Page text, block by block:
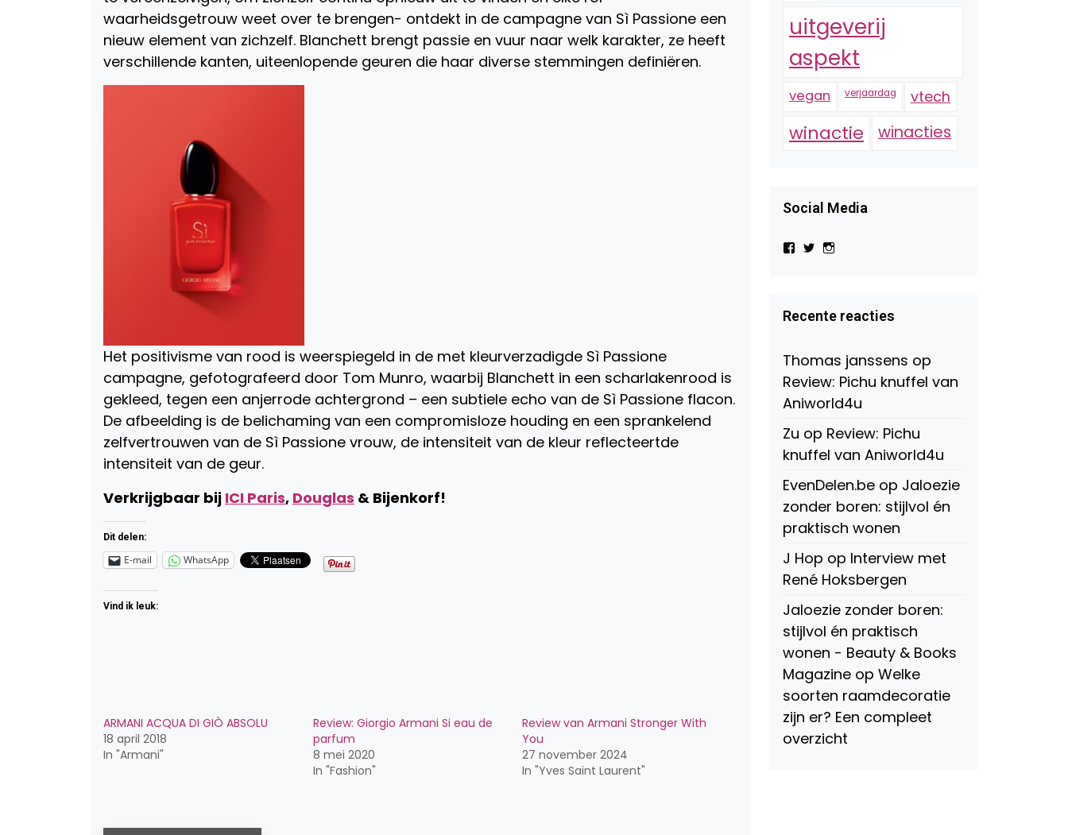
waarheidsgetrouw weet over te brengen- ontdekt in de campagne van Sì Passione een
nieuw element van zichzelf. Blanchett brengt passie en vuur naar welk karakter, ze heeft
verschillende kanten, uiteenlopende geuren die haar diverse stemmingen definiëren.
Het positivisme van rood is weerspiegeld in de met kleurverzadigde Sì Passione
campagne, gefotografeerd door Tom Munro, waarbij Blanchett in een scharlakenrood is
gekleed, tegen een anjerrode achtergrond – een subtiele echo van de Sì Passione flacon.
De afbeelding is de belichaming van een compromisloze houding en een sprankelend
zelfvertrouwen van de Sì Passione vrouw, de intensiteit van de kleur reflecteertde
intensiteit van de geur.
Verkrijgbaar bij ICI Paris, Douglas & Bijenkorf!
Dit delen:
E-mail WhatsApp
Vind ik leuk:
ARMANI ACQUA DI GIÒ ABSOLU
18 april 2018
In "Armani"
Review: Giorgio Armani Si eau de
parfum
8 mei 2020
In "Fashion"
Review van Armani Stronger With
You
27 november 2024
In "Yves Saint Laurent"
uitgeverij
aspekt
vegan verjaardag vtech
winactie winacties
Social Media
Bekijk
Beauty-
147775071915783/?
Facebook
Bekijk
op
Twitter
op
Instagram
Recente reacties
Thomas janssens op
Review: Pichu knuffel van
Aniworld4u
Zu op Review: Pichu
knuffel van Aniworld4u
EvenDelen.be op Jaloezie
zonder boren: stijlvol én
praktisch wonen
J Hop op Interview met
René Hoksbergen
Jaloezie zonder boren:
stijlvol én praktisch
wonen - Beauty & Books
Magazine op Welke
soorten raamdecoratie
zijn er? Een compleet
overzicht